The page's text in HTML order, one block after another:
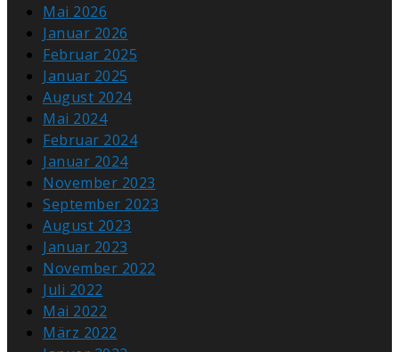
Mai 2026
Januar 2026
Februar 2025
Januar 2025
August 2024
Mai 2024
Februar 2024
Januar 2024
November 2023
September 2023
August 2023
Januar 2023
November 2022
Juli 2022
Mai 2022
März 2022